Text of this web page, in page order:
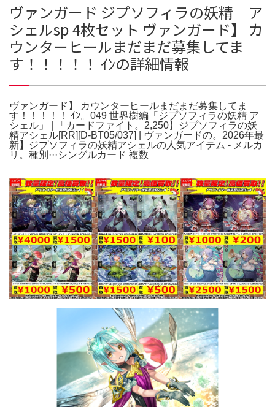
ヴァンガード ジプソフィラの妖精 ア
シェルsp 4枚セット ヴァンガード】 カ
ウンターヒールまだまだ募集してま
す！！！！！ ｲﾝの詳細情報
ヴァンガード】 カウンターヒールまだまだ募集してま
す！！！！！ ｲﾝ。049 世界樹編「ジプソフィラの妖精 ア
シェル」 | 「カードファイト。2,250】ジプソフィラの妖
精アシェル[RR][D-BT05/037] | ヴァンガードの。2026年最
新】ジプソフィラの妖精アシェルの人気アイテム - メルカ
リ。種別···シングルカード 複数